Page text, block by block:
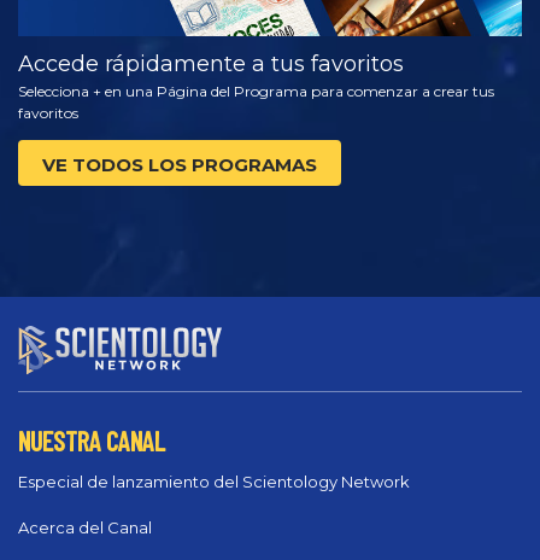
Accede rápidamente a tus favoritos
Selecciona + en una Página del Programa para comenzar a crear tus
favoritos
VE TODOS LOS PROGRAMAS
NUESTRA CANAL
Especial de lanzamiento del Scientology Network
Acerca del Canal